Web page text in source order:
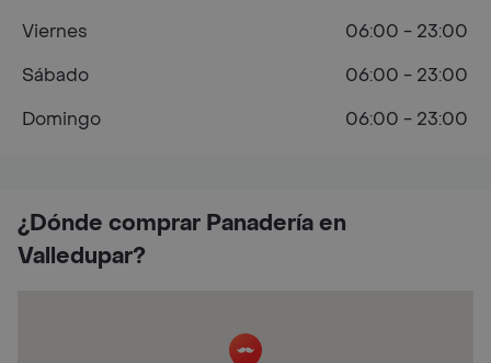
¿Dónde comprar Panadería en
Valledupar?
Viernes
06:00 - 23:00
Sábado
06:00 - 23:00
Domingo
06:00 - 23:00